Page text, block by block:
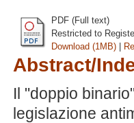
PDF (Full text)
Restricted to
Download (1MB) |
Abstract/
Il "doppio
legislazione